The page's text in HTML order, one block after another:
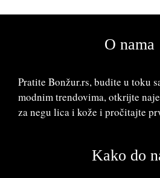
O nama
Pratite Bonžur.rs, budite u toku
modnim trendovima, otkrijte
za negu lica i kože i pročitajte
Kako do